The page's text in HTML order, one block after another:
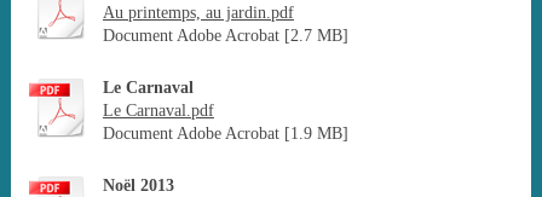
Au printemps, au jardin.pdf
Document Adobe Acrobat [2.7 MB]
Le Carnaval
Le Carnaval.pdf
Document Adobe Acrobat [1.9 MB]
Noël 2013